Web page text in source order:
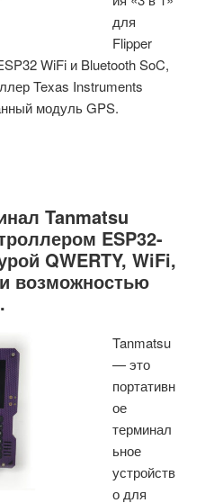
для
Flipper
WiFi и Bluetooth SoC,
Texas Instruments
модуль GPS.
Tanmatsu
ESP32-
QWERTY, WiFi,
возможностью
Tanmatsu
— это
портативн
ое
терминал
ьное
устройств
о для